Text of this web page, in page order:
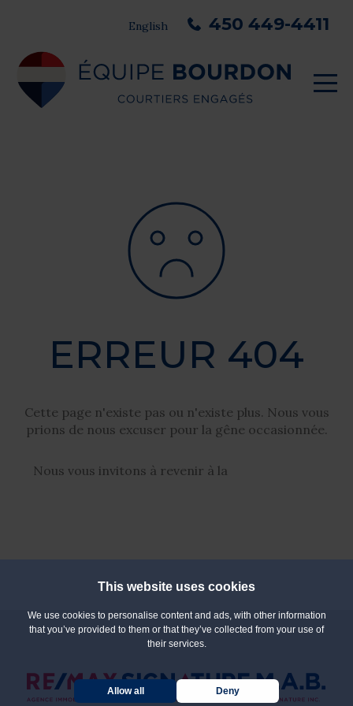
This website uses cookies
We use cookies to personalise content and ads, with other information
that you’ve provided to them or that they’ve collected from your use of
their services.
Allow all Deny
English 450 449-4411
ERREUR 404
Cette page n'existe pas ou n'existe plus. Nous vous
prions de nous excuser pour la gêne occasionnée.
Nous vous invitons à revenir à la